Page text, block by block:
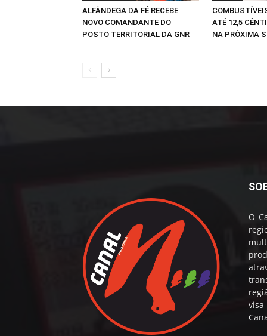
ALFÂNDEGA DA FÉ RECEBE
NOVO COMANDANTE DO
POSTO TERRITORIAL DA GNR
ATÉ 12,5
NA PRÓXIMA
O
visa